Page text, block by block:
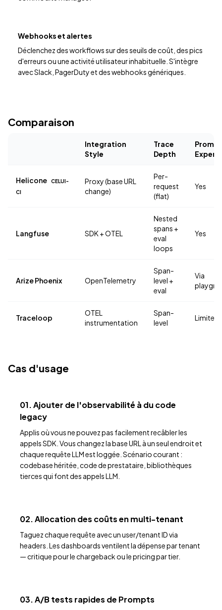
Webhooks et alertes
Déclenchez des workflows sur des seuils de coût, des pics
d'erreurs ou une activité utilisateur inhabituelle. S'intègre
avec Slack, PagerDuty et des webhooks génériques.
Comparaison
Integration
Style
Trace
Depth
Prompt
Helicone
CELUI-
CI
Proxy (base URL
change)
Per-
request
(flat)
Yes
Langfuse SDK + OTEL
Nested
spans +
eval
loops
Yes
Arize Phoenix OpenTelemetry
Span-
level +
eval
Via
Traceloop
OTEL
instrumentation
Span-
level
Limited
Cas d'usage
01. Ajouter de l'observabilité à du code
legacy
Applis où vous ne pouvez pas facilement recâbler les
appels SDK. Vous changez la base URL à un seul endroit et
chaque requête LLM est loggée. Scénario courant :
codebase héritée, code de prestataire, bibliothèques
tierces qui font des appels LLM.
02. Allocation des coûts en multi-tenant
Taguez chaque requête avec un user/tenant ID via
headers. Les dashboards ventilent la dépense par tenant
— critique pour le chargeback ou le pricing par tier.
03. A/B tests rapides de Prompts